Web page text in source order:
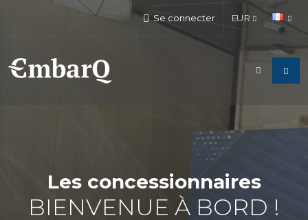
Se connecter EUR
Les concessionnaires
BIENVENUE À BORD !